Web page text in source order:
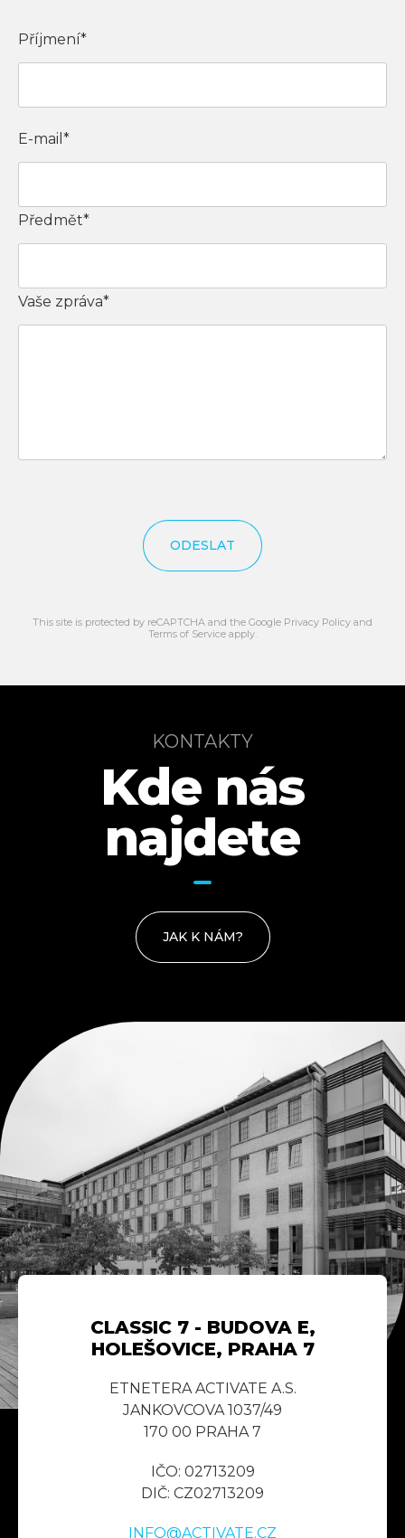
Příjmení*
E-mail*
Předmět*
Vaše zpráva*
ODESLAT
This site is protected by reCAPTCHA and the Google Privacy Policy and
Terms of Service apply.
KONTAKTY
Kde nás
najdete
JAK K NÁM?
CLASSIC 7 - BUDOVA E,
HOLEŠOVICE, PRAHA 7
ETNETERA ACTIVATE A.S.
JANKOVCOVA 1037/49
170 00 PRAHA 7
IČO: 02713209
DIČ: CZ02713209
INFO@ACTIVATE.CZ